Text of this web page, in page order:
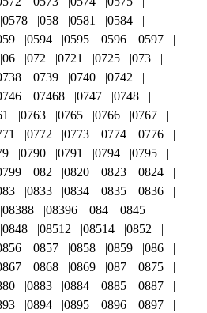
0578 058 0581
0584
0594 0595 0596
0597
06 072 0721 0725
073
0739 0740
0742
07468 0747
0748
0763 0765 0766
0767
0772 0773 0774
0776
0790 0791 0794
0795
082 0820 0823
0824
0833 0834 0835
0836
08388 08396 084
0845
0848 08512 08514
0852
0857 0858 0859
086
0868 0869 087
0875
0883 0884 0885
0887
0894 0895 0896
0897